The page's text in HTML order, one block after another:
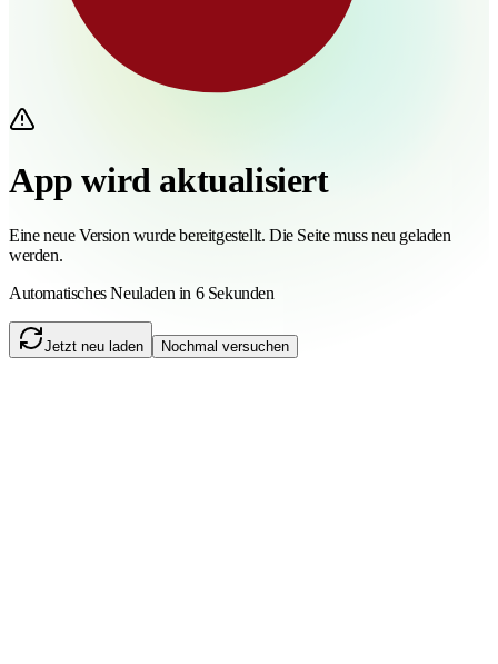
App wird aktualisiert
Eine neue Version wurde bereitgestellt. Die Seite muss neu geladen
werden.
Automatisches Neuladen in 6 Sekunden
Jetzt neu laden Nochmal versuchen